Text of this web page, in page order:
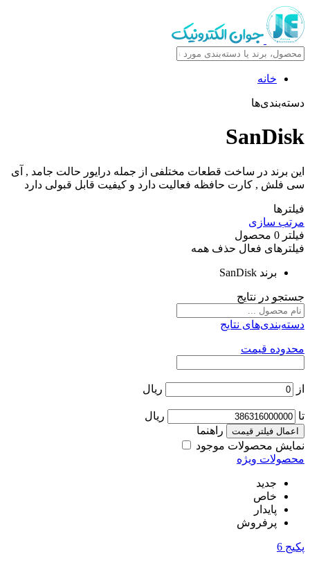
خانه
دسته‌بندی‌ها
SanDisk
این برند در ساخت قطعات مختلفی از جمله درایور حالت جامد , آی
سی فلش , کارت حافظه فعالیت دارد و کیفیت قابل قبولی دارد
فیلترها
مرتب سازی
فیلتر 0 محصول
فیلترهای فعال حذف همه
برند SanDisk
جستجو در نتایج
دسته‌بندی‌های نتایج
محدوده قیمت
از ریال
تا ریال
اعمال فیلتر قیمت
راهنما
نمایش محصولات موجود
محصولات ویژه
جدید
خاص
پایدار
پرفروش
پکیج 6